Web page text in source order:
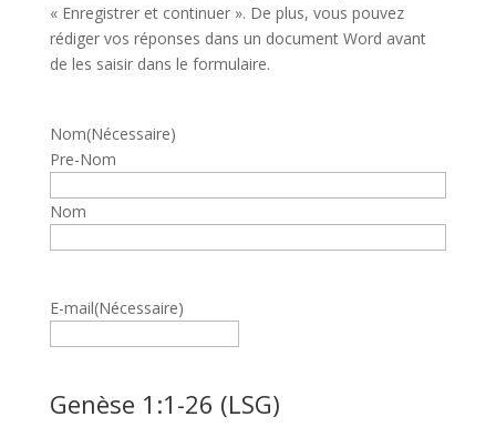
« Enregistrer et continuer ». De plus, vous pouvez
rédiger vos réponses dans un document Word avant
de les saisir dans le formulaire.
Nom(Nécessaire)
Pre-Nom
Nom
E-mail(Nécessaire)
Genèse 1:1-26 (LSG)